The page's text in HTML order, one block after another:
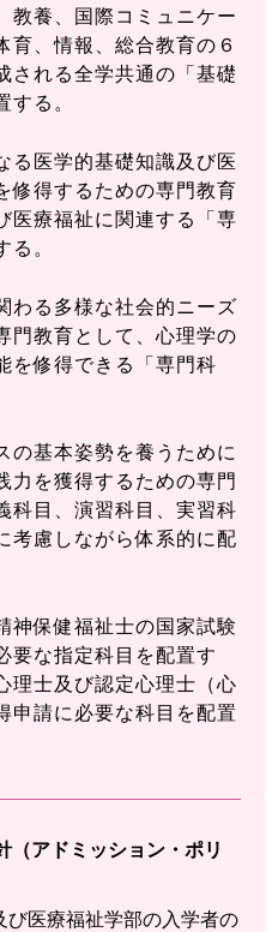
教養、国際コミュニケー
育、情報、総合教育の６
される全学共通の「基礎
する。
る医学的基礎知識及び医
修得するための専門教育
医療福祉に関連する「専
る。
わる多様な社会的ニーズ
門教育として、心理学の
を修得できる「専門科
の基本姿勢を養うために
力を獲得するための専門
科目、演習科目、実習科
考慮しながら体系的に配
神保健福祉士の国家試験
要な指定科目を配置す
理士及び認定心理士（心
申請に必要な科目を配置
（アドミッション・ポリ
び医療福祉学部の入学者の